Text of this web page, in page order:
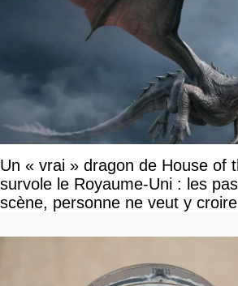
Un « vrai » dragon de House of
survole le Royaume-Uni : les
scène, personne ne veut y croire